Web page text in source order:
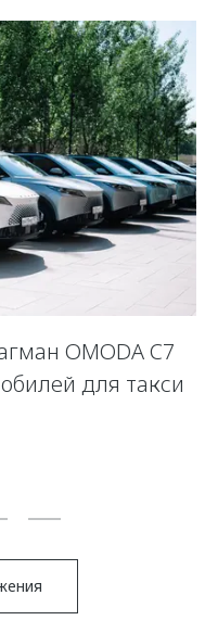
OMODA C7
для такси